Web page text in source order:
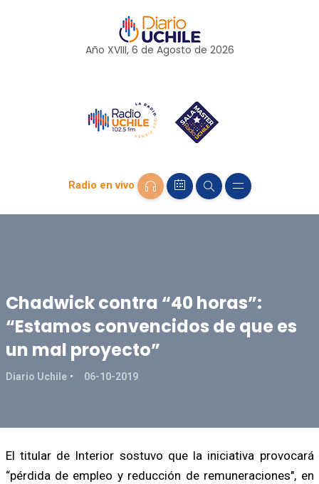
Año XVIII, 6 de Agosto de 2026
Radio en vivo
Chadwick contra “40 horas”:
“Estamos convencidos de que es
un mal proyecto”
Diario Uchile 06-10-2019
El titular de Interior sostuvo que la iniciativa provocará
“pérdida de empleo y reducción de remuneraciones", en